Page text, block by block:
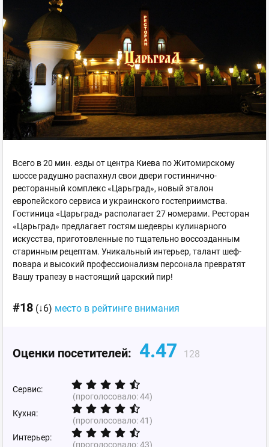
Всего в 20 мин. езды от центра Киева по Житомирскому
шоссе радушно распахнул свои двери гостиннично-
ресторанный комплекс «Царьград», новый эталон
европейского сервиса и украинского гостеприимства.
Гостиница «Царьград» располагает 27 номерами. Ресторан
«Царьград» предлагает гостям шедевры кулинарного
искусства, приготовленные по тщательно воссозданным
старинным рецептам. Уникальный интерьер, талант шеф-
повара и высокий профессионализм персонала превратят
Вашу трапезу в настоящий царский пир!
#18 (↓6) место в рейтинге внимания
Оценки посетителей: 4.47 128
Сервис:
(проголосовало:44)
Кухня:
(проголосовало:41)
Интерьер:
(проголосовало:43)